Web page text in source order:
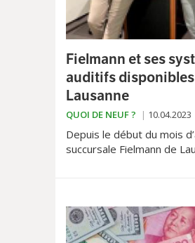
Fielmann et ses
auditifs
Lausanne
QUOI DE NEUF ? 10.04.2023
Depuis le début du mois
succursale Fielmann de
auditifs ultramodernes.